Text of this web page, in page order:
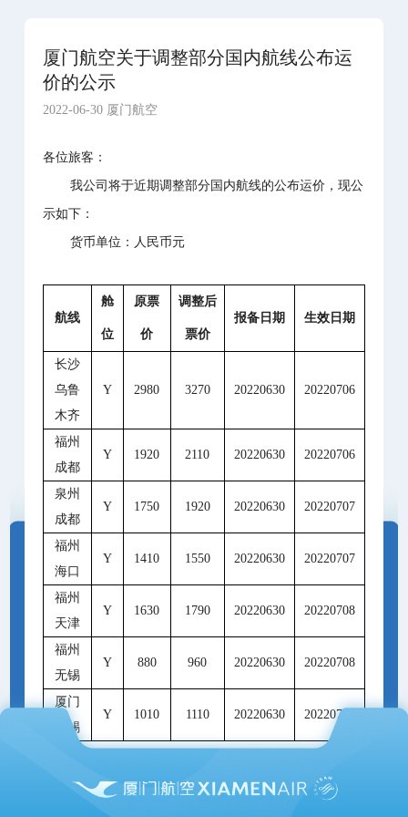
厦门航空关于调整部分国内航线公布运
价的公示
2022-06-30 厦门航空
各位旅客：
我公司将于近期调整部分国内航线的公布运价，现公
示如下：
货币单位：人民币元
航线
舱
位
原票
价
调整后
票价
报备日期 生效日期
长沙
乌鲁
木齐
Y 2980 3270 20220630 20220706
福州
成都
Y 1920 2110 20220630 20220706
泉州
成都
Y 1750 1920 20220630 20220707
福州
海口
Y 1410 1550 20220630 20220707
福州
天津
Y 1630 1790 20220630 20220708
福州
无锡
Y 880 960 20220630 20220708
厦门
无锡
Y 1010 1110 20220630 20220709